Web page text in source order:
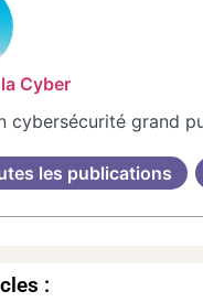
Cyber
cybersécurité grand
les publications
: